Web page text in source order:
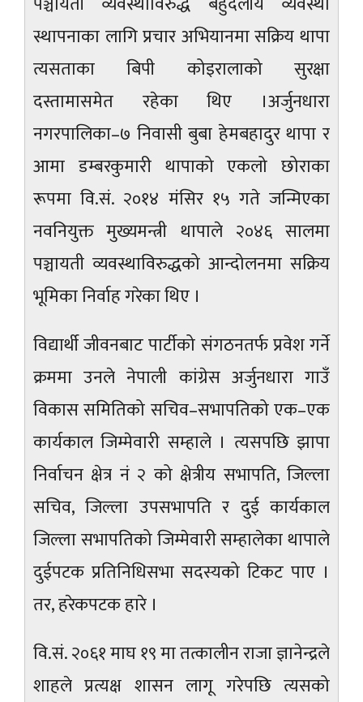
स्थापनाका लागि प्रचार अभियानमा सक्रिय थापा
त्यसताका बिपी कोइरालाको सुरक्षा
दस्तामासमेत रहेका थिए ।अर्जुनधारा
नगरपालिका–७ निवासी बुबा हेमबहादुर थापा र
आमा डम्बरकुमारी थापाको एकलो छोराका
रूपमा वि.सं. २०१४ मंसिर १५ गते जन्मिएका
नवनियुक्त मुख्यमन्त्री थापाले २०४६ सालमा
पञ्चायती व्यवस्थाविरुद्धको आन्दोलनमा सक्रिय
भूमिका निर्वाह गरेका थिए ।
विद्यार्थी जीवनबाट पार्टीको संगठनतर्फ प्रवेश गर्ने
क्रममा उनले नेपाली कांग्रेस अर्जुनधारा गाउँ
विकास समितिको सचिव–सभापतिको एक–एक
कार्यकाल जिम्मेवारी सम्हाले । त्यसपछि झापा
निर्वाचन क्षेत्र नं २ को क्षेत्रीय सभापति, जिल्ला
सचिव, जिल्ला उपसभापति र दुई कार्यकाल
जिल्ला सभापतिको जिम्मेवारी सम्हालेका थापाले
दुईपटक प्रतिनिधिसभा सदस्यको टिकट पाए ।
तर, हरेकपटक हारे ।
वि.सं. २०६१ माघ १९ मा तत्कालीन राजा ज्ञानेन्द्रले
शाहले प्रत्यक्ष शासन लागू गरेपछि त्यसको